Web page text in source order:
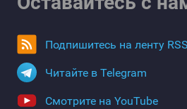
Подпишитесь на ленту RSS
Читайте в Telegram
Смотрите на YouTube